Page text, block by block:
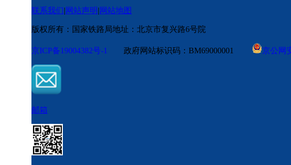
联系我们|网站声明|网站地图
版权所有：国家铁路局地址：北京市复兴路6号院
京ICP备19004382号-1 政府网站标识码：BM69000001 京公网
邮箱